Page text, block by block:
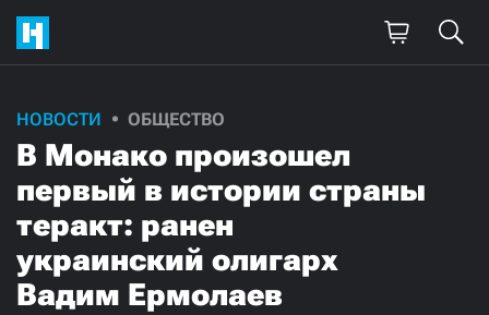
НОВОСТИ ОБЩЕСТВО
В Монако произошел
первый в истории страны
теракт: ранен
украинский олигарх
Вадим Ермолаев